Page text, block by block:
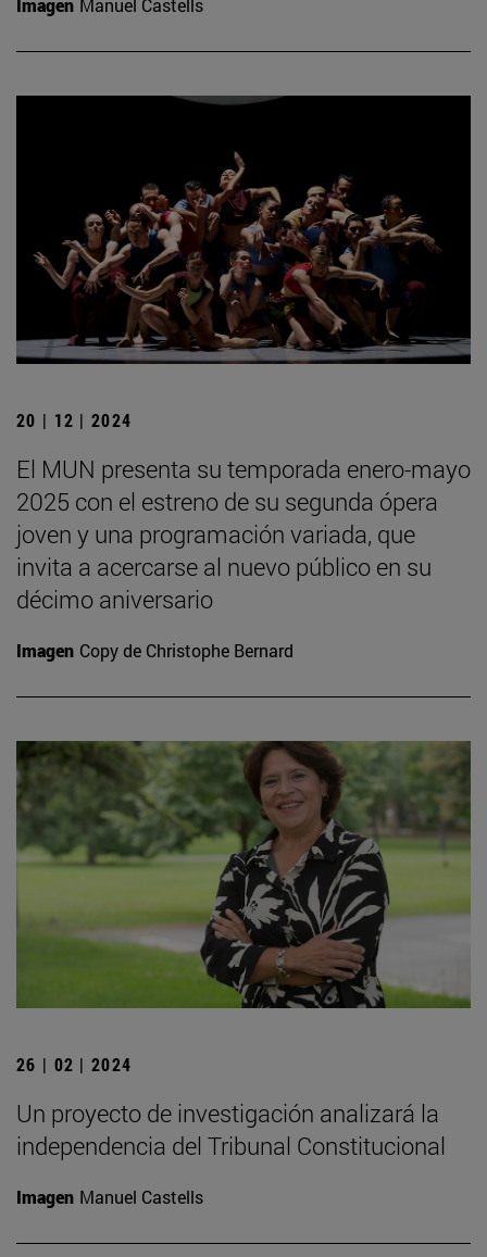
Imagen Manuel Castells
20 | 12 | 2024
El MUN presenta su temporada enero-mayo
2025 con el estreno de su segunda ópera
joven y una programación variada, que
invita a acercarse al nuevo público en su
décimo aniversario
Imagen Copy de Christophe Bernard
26 | 02 | 2024
Un proyecto de investigación analizará la
independencia del Tribunal Constitucional
Imagen Manuel Castells